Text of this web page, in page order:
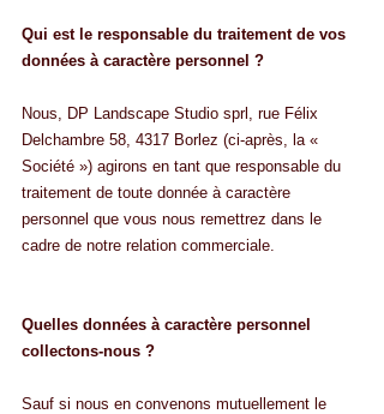
Qui est le responsable du traitement de vos
données à caractère personnel ?
Nous, DP Landscape Studio sprl, rue Félix
Delchambre 58, 4317 Borlez (ci-après, la «
Société ») agirons en tant que responsable du
traitement de toute donnée à caractère
personnel que vous nous remettrez dans le
cadre de notre relation commerciale.
Quelles données à caractère personnel
collectons-nous ?
Sauf si nous en convenons mutuellement le